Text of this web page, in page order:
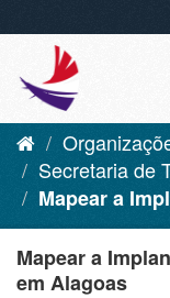
Secretaria de
Mapear a
Mapear a
em Alagoas